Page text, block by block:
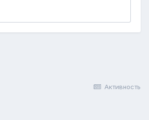
Активность